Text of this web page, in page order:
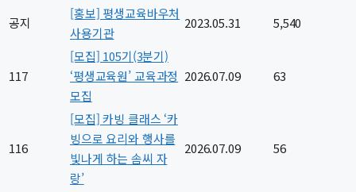
공지
[홍보] 평생교육바우처
사용기관
2023.05.31 5,540
117
[모집] 105기(3분기)
‘평생교육원’ 교육과정
모집
2026.07.09 63
116
[모집] 카빙 클래스 ‘카
빙으로 요리와 행사를
빛나게 하는 솜씨 자
랑’
2026.07.09 56